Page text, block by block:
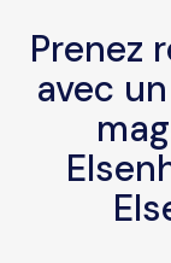
Prenez
avec